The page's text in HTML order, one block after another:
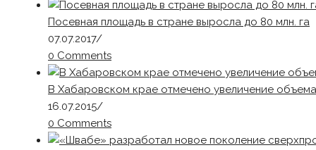
Посевная площадь в стране выросла до 80 млн. га
07.07.2017/
0 Comments
В Хабаровском крае отмечено увеличение
16.07.2015/
0 Comments